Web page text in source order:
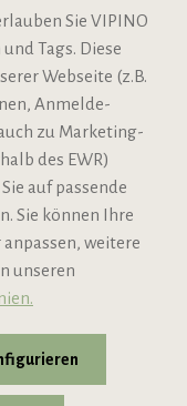
Sie VIPINO
Tags. Diese
Webseite (z.B.
Anmelde-
zu Marketing-
des EWR)
auf passende
Sie können Ihre
weitere
unseren